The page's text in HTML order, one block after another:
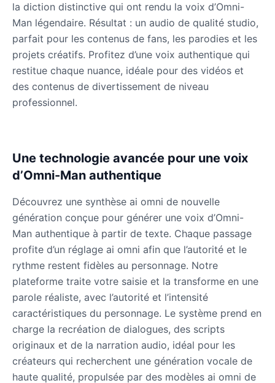
Dalek
Male @MoonDiary
Daredevil
@ByteFlow
Denji
Denji
Male @WindStory
Dobby
Male @NeonCipher
Dory
Female @BlueWillow
la diction distinctive qui ont rendu la voix d’Omni-
Man légendaire. Résultat : un audio de qualité studio,
parfait pour les contenus de fans, les parodies et les
projets créatifs. Profitez d’une voix authentique qui
restitue chaque nuance, idéale pour des vidéos et
des contenus de divertissement de niveau
professionnel.
Une technologie avancée pour une voix
d’Omni-Man authentique
Découvrez une synthèse ai omni de nouvelle
génération conçue pour générer une voix d’Omni-
Man authentique à partir de texte. Chaque passage
profite d’un réglage ai omni afin que l’autorité et le
rythme restent fidèles au personnage. Notre
plateforme traite votre saisie et la transforme en une
parole réaliste, avec l’autorité et l’intensité
caractéristiques du personnage. Le système prend en
charge la recréation de dialogues, des scripts
originaux et de la narration audio, idéal pour les
créateurs qui recherchent une génération vocale de
haute qualité, propulsée par des modèles ai omni de